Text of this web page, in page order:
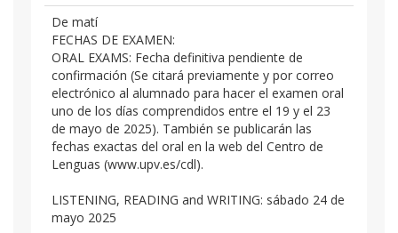
De matí
FECHAS DE EXAMEN:
ORAL EXAMS: Fecha definitiva pendiente de
confirmación (Se citará previamente y por correo
electrónico al alumnado para hacer el examen oral
uno de los días comprendidos entre el 19 y el 23
de mayo de 2025). También se publicarán las
fechas exactas del oral en la web del Centro de
Lenguas (www.upv.es/cdl).
LISTENING, READING and WRITING: sábado 24 de
mayo 2025